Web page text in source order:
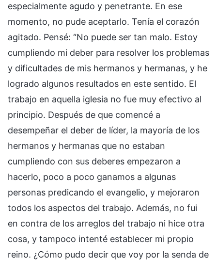
especialmente agudo y penetrante. En ese
momento, no pude aceptarlo. Tenía el corazón
agitado. Pensé: “No puede ser tan malo. Estoy
cumpliendo mi deber para resolver los problemas
y dificultades de mis hermanos y hermanas, y he
logrado algunos resultados en este sentido. El
trabajo en aquella iglesia no fue muy efectivo al
principio. Después de que comencé a
desempeñar el deber de líder, la mayoría de los
hermanos y hermanas que no estaban
cumpliendo con sus deberes empezaron a
hacerlo, poco a poco ganamos a algunas
personas predicando el evangelio, y mejoraron
todos los aspectos del trabajo. Además, no fui
en contra de los arreglos del trabajo ni hice otra
cosa, y tampoco intenté establecer mi propio
reino. ¿Cómo pudo decir que voy por la senda de